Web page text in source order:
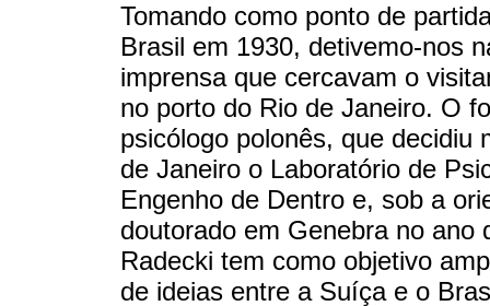
Tomando como ponto de
Brasil em 1930, detivemo-nos
imprensa que cercavam o
no porto do Rio de Janeiro. O
psicólogo polonês, que decidiu
de Janeiro o Laboratório de
Engenho de Dentro e, sob a
doutorado em Genebra no ano
Radecki tem como objetivo
de ideias entre a Suíça e o